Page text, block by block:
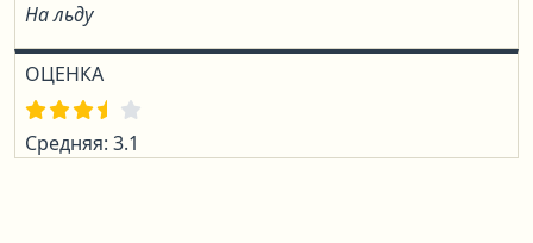
На льду
ОЦЕНКА
Средняя: 3.1